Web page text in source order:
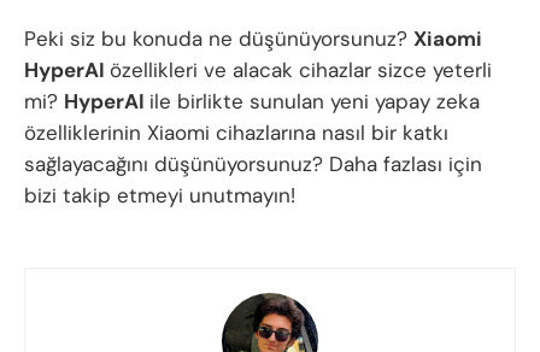
Peki siz bu konuda ne düşünüyorsunuz? Xiaomi
HyperAI özellikleri ve alacak cihazlar sizce yeterli
mi? HyperAI ile birlikte sunulan yeni yapay zeka
özelliklerinin Xiaomi cihazlarına nasıl bir katkı
sağlayacağını düşünüyorsunuz? Daha fazlası için
bizi takip etmeyi unutmayın!